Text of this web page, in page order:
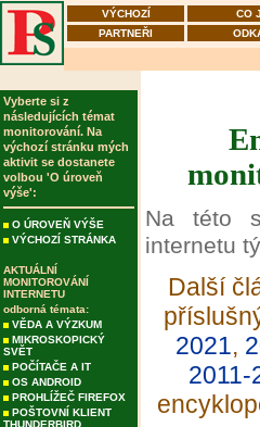
VÝCHOZÍ CO
PARTNEŘI
Vyberte si z
následujících témat
monitorování. Na
výchozí stránku mých
aktivit se dostanete
volbou 'O úroveň
výše':
O ÚROVEŇ VÝŠE
VÝCHOZÍ STRÁNKA
AKTUÁLNÍ
MONITOROVÁNÍ
INTERNETU
odborná témata:
VĚDA A VÝZKUM
MIKROSKOPICKÝ
SVĚT
POČÍTAČE A IT
OS ANDROID
PROHLÍŽEČ FIREFOX
POŠTOVNÍ KLIENT
THUNDERBIRD
Na této
internetu
Další
2021,
2011-